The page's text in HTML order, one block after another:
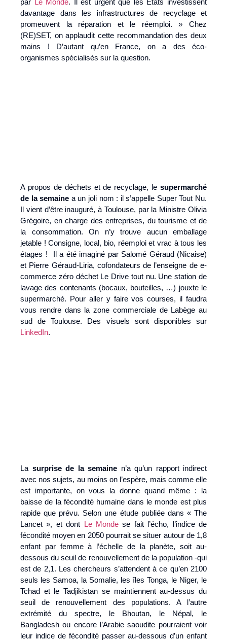
par Le Monde. Il est urgent que les Etats investissent
davantage dans les infrastructures de recyclage et
promeuvent la réparation et le réemploi. » Chez
(RE)SET, on applaudit cette recommandation des deux
mains ! D’autant qu’en France, on a des éco-
organismes spécialisés sur la question.
A propos de déchets et de recyclage, le supermarché
de la semaine a un joli nom : il s’appelle Super Tout Nu.
Il vient d’être inauguré, à Toulouse, par la Ministre Olivia
Grégoire, en charge des entreprises, du tourisme et de
la consommation. On n’y trouve aucun emballage
jetable ! Consigne, local, bio, réemploi et vrac à tous les
étages ! Il a été imaginé par Salomé Géraud (Nicaise)
et Pierre Géraud-Liria, cofondateurs de l’enseigne de e-
commerce zéro déchet Le Drive tout nu. Une station de
lavage des contenants (bocaux, bouteilles, …) jouxte le
supermarché. Pour aller y faire vos courses, il faudra
vous rendre dans la zone commerciale de Labège au
sud de Toulouse. Des visuels sont disponibles sur
LinkedIn.
La surprise de la semaine n’a qu’un rapport indirect
avec nos sujets, au moins on l’espère, mais comme elle
est importante, on vous la donne quand même : la
baisse de la fécondité humaine dans le monde est plus
rapide que prévu. Selon une étude publiée dans « The
Lancet », et dont Le Monde se fait l’écho, l’indice de
fécondité moyen en 2050 pourrait se situer autour de 1,8
enfant par femme à l’échelle de la planète, soit au-
dessous du seuil de renouvellement de la population -qui
est de 2,1. Les chercheurs s’attendent à ce qu’en 2100
seuls les Samoa, la Somalie, les îles Tonga, le Niger, le
Tchad et le Tadjikistan se maintiennent au-dessus du
seuil de renouvellement des populations. A l’autre
extrémité du spectre, le Bhoutan, le Népal, le
Bangladesh ou encore l’Arabie saoudite pourraient voir
leur indice de fécondité passer au-dessous d’un enfant